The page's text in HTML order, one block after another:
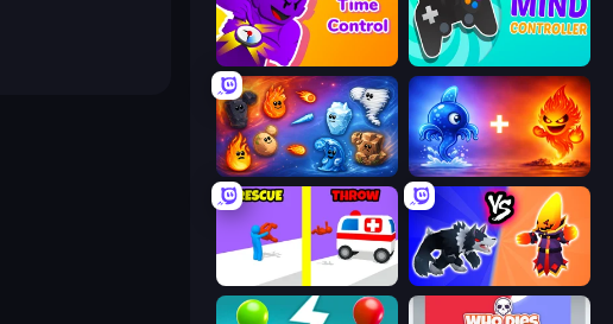
Time Control! Mind Controller
Elemental Merge Elemental Monsters: Merge
Rescue Throw Merge Battle Tactics